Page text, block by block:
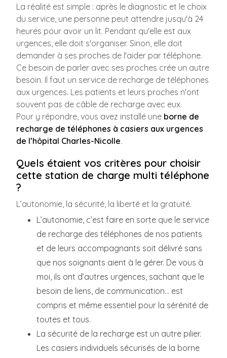
La réalité est simple : après le diagnostic et le choix
du service, une personne peut attendre jusqu'à 24
heures pour avoir un lit. Pendant qu'elle est aux
urgences, elle doit s'organiser. Sinon, elle doit
demander à ses proches de l'aider par téléphone.
Ce besoin de parler avec ses proches crée un autre
besoin. Il faut un service de recharge de téléphones
aux urgences. Les patients et leurs proches n'ont
souvent pas de câble de recharge avec eux.
Pour y répondre, vous avez installé une borne de
recharge de téléphones à casiers aux urgences
de l’hôpital Charles-Nicolle.
Quels étaient vos critères pour choisir
cette station de charge multi téléphone
?
L’autonomie, la sécurité, la liberté et la gratuité.
L’autonomie, c’est faire en sorte que le service
de recharge des téléphones de nos patients
et de leurs accompagnants soit délivré sans
que nos soignants aient à le gérer. De vous à
moi, ils ont d’autres urgences, sachant que le
besoin de liens, de communication… est
compris et même essentiel pour la sérénité de
toutes et tous.
La sécurité de la recharge est un autre pilier.
Les casiers individuels sécurisés de la borne